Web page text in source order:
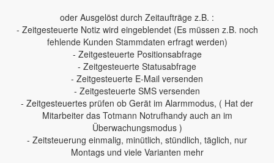
oder Ausgelöst durch Zeitaufträge z.B. :
- Zeitgesteuerte Notiz wird eingeblendet (Es müssen z.B. noch
fehlende Kunden Stammdaten erfragt werden)
- Zeitgesteuerte Positionsabfrage
- Zeitgesteuerte Statusabfrage
- Zeitgesteuerte E-Mail versenden
- Zeitgesteuerte SMS versenden
- Zeitgesteuertes prüfen ob Gerät im Alarmmodus, ( Hat der
Mitarbeiter das Totmann Notrufhandy auch an im
Überwachungsmodus )
- Zeitsteuerung einmalig, minütlich, stündlich, täglich, nur
Montags und viele Varianten mehr